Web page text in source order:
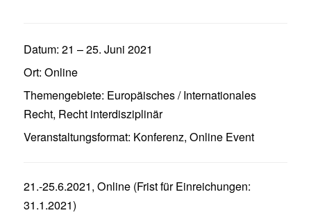
Datum: 21 –25. Juni 2021
Ort: Online
Themengebiete: Europäisches / Internationales
Recht, Recht interdisziplinär
Veranstaltungsformat: Konferenz, Online Event
21.-25.6.2021, Online (Frist für Einreichungen:
31.1.2021)